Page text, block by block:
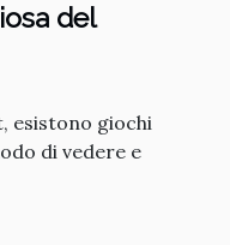
del
esistono giochi
di vedere e